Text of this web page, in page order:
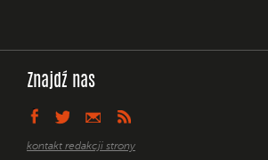
Znajdź nas
kontakt redakcji strony